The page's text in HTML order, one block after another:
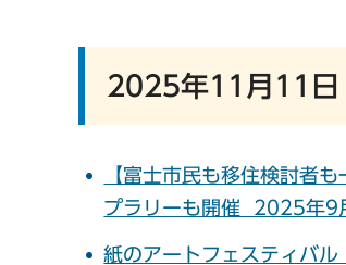
2025年11月11日
【富士市民も移住検討者
プラリーも開催 2025年9
紙のアートフェスティバ